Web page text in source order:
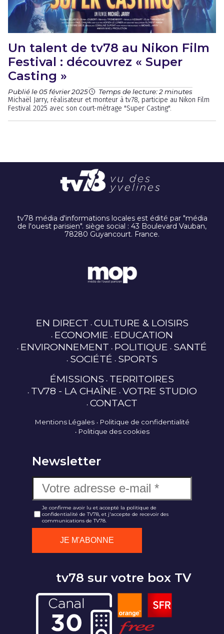
Un talent de tv78 au Nikon Film
Festival : découvrez « Super
Casting »
Publié le 05 février 2025 Temps de lecture: 2 minutes
Michaël Jarry, réalisateur et monteur à tv78, participe au Nikon Film
Festival 2025 avec son court-métrage "Super Casting".
tv78 média d'informations locales est édité par "média
de l'ouest parisien". siège social : 43 Boulevard Vauban,
78280 Guyancourt. France.
EN DIRECT CULTURE & LOISIRS
ECONOMIE EDUCATION
ENVIRONNEMENT POLITIQUE SANTÉ
SOCIÉTÉ SPORTS
ÉMISSIONS TERRITOIRES
TV78 - LA CHAÎNE VOTRE STUDIO
CONTACT
Mentions Légales
Politique de confidentialité
Politique des cookies
Newsletter
Je confirme avoir lu et accepté la politique de
confidentialité de TV78, et j'accepte de recevoir des
communications de TV78.
tv78 sur votre box TV